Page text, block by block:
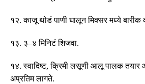
१२.काजू थोडं पाणी घालून मिक्सर मध्ये बारीक
१३. ३–४ मिनिटं शिजवा.
१४.स्वादिष्ट,क्रिमी लसूणी आलू पालक तयार
अप्रतिम लागते.